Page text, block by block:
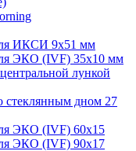
ИКСИ 9x51 мм
ЭКО (IVF) 35x10 мм
лункой
стеклянным дном 27
ЭКО (IVF) 60х15
ЭКО (IVF) 90х17